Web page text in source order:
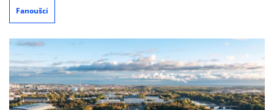
Fanoušci